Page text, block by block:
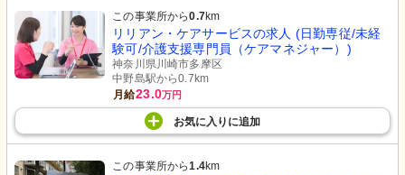
この事業所から0.7km
リリアン・ケアサービスの求人 (日勤専従/未経
験可/介護支援専門員（ケアマネジャー）)
神奈川県川崎市多摩区
中野島駅から0.7km
月給23.0万円
お気に入り に追加
この事業所から1.4km